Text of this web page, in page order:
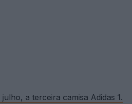
a terceira camisa Adidas 1.